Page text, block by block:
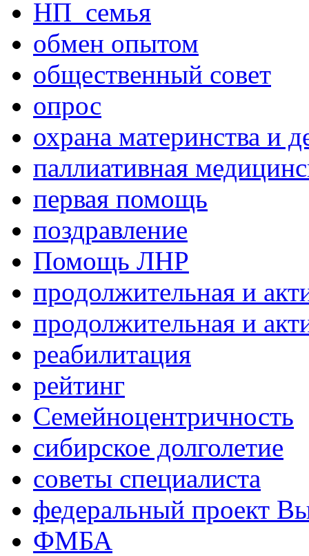
НП_семья
обмен опытом
общественный совет
опрос
охрана материнства и
паллиативная
первая помощь
поздравление
Помощь ЛНР
продолжительная и
продолжительная и
реабилитация
рейтинг
Семейноцентричность
сибирское долголетие
советы специалиста
федеральный проект
ФМБА